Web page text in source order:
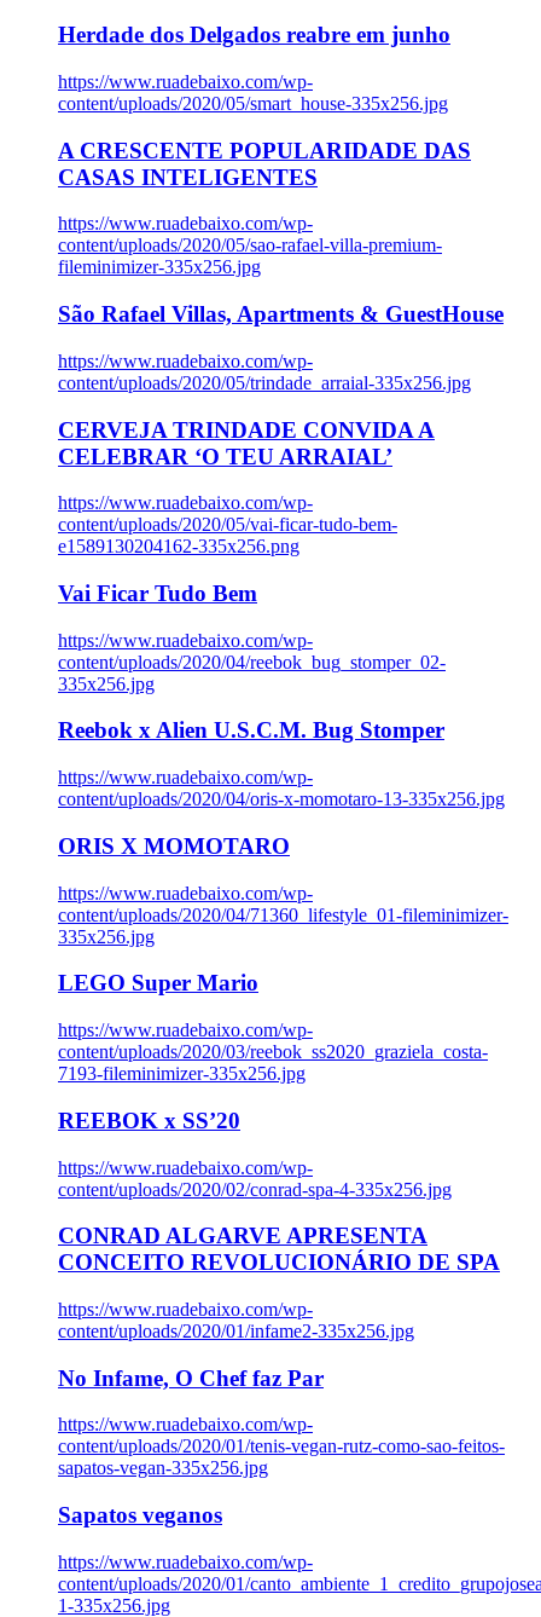
Herdade dos Delgados reabre em junho
https://www.ruadebaixo.com/wp-
content/uploads/2020/05/smart_house-335x256.jpg
A CRESCENTE POPULARIDADE DAS
CASAS INTELIGENTES
https://www.ruadebaixo.com/wp-
content/uploads/2020/05/sao-rafael-villa-premium-
fileminimizer-335x256.jpg
São Rafael Villas, Apartments & GuestHouse
https://www.ruadebaixo.com/wp-
content/uploads/2020/05/trindade_arraial-335x256.jpg
CERVEJA TRINDADE CONVIDA A
CELEBRAR ‘O TEU ARRAIAL’
https://www.ruadebaixo.com/wp-
content/uploads/2020/05/vai-ficar-tudo-bem-
e1589130204162-335x256.png
Vai Ficar Tudo Bem
https://www.ruadebaixo.com/wp-
content/uploads/2020/04/reebok_bug_stomper_02-
335x256.jpg
Reebok x Alien U.S.C.M. Bug Stomper
https://www.ruadebaixo.com/wp-
content/uploads/2020/04/oris-x-momotaro-13-335x256.jpg
ORIS X MOMOTARO
https://www.ruadebaixo.com/wp-
content/uploads/2020/04/71360_lifestyle_01-fileminimizer-
335x256.jpg
LEGO Super Mario
https://www.ruadebaixo.com/wp-
content/uploads/2020/03/reebok_ss2020_graziela_costa-
7193-fileminimizer-335x256.jpg
REEBOK x SS’20
https://www.ruadebaixo.com/wp-
content/uploads/2020/02/conrad-spa-4-335x256.jpg
CONRAD ALGARVE APRESENTA
CONCEITO REVOLUCIONÁRIO DE SPA
https://www.ruadebaixo.com/wp-
content/uploads/2020/01/infame2-335x256.jpg
No Infame, O Chef faz Par
https://www.ruadebaixo.com/wp-
content/uploads/2020/01/tenis-vegan-rutz-como-sao-feitos-
sapatos-vegan-335x256.jpg
Sapatos veganos
https://www.ruadebaixo.com/wp-
content/uploads/2020/01/
1-335x256.jpg